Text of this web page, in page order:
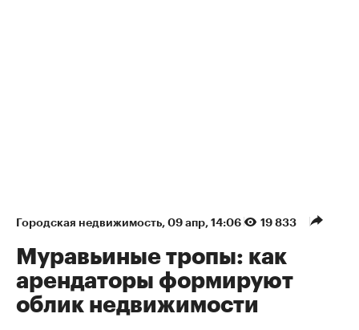
Городская недвижимость 09 апр, 14:06 19 833
Муравьиные тропы: как
арендаторы формируют
облик недвижимости